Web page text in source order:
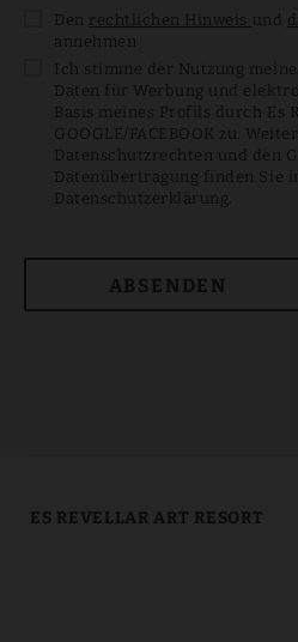
Den rechtlichen Hinweis und
annehmen
Ich stimme der Nutzung
Daten für Werbung und
Basis meines Profils durch Es
GOOGLE/FACEBOOK zu.
Datenschutzrechten und den
Datenübertragung finden Sie
Datenschutzerklärung.
ABSENDEN
ES REVELLAR ART RESORT